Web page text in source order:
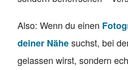
Also: Wenn du einen
deiner Nähesuchst, bei
gelassen wirst, sondern